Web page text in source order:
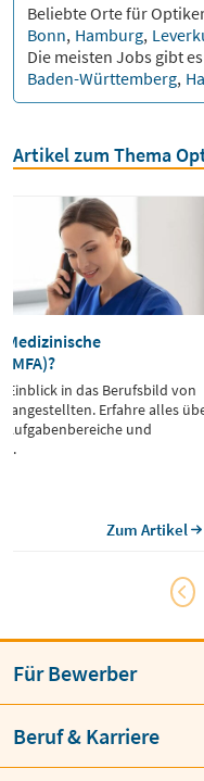
Beliebte Orte für
Bonn, Hamburg,
Die meisten Jobs gibt
Baden-Württemberg,
Artikel zum Thema
Medizinische
Einblick in das Berufsbild von
Erfahre alles
und
Zum Artikel
Für Bewerber
Beruf & Karriere